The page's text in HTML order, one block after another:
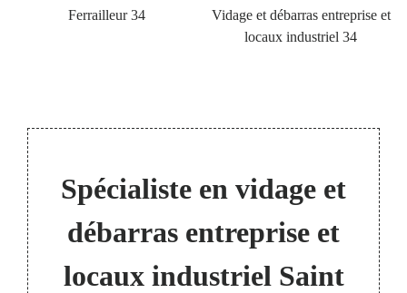
Ferrailleur 34
Vidage et débarras entreprise et
locaux industriel 34
Spécialiste en vidage et
débarras entreprise et
locaux industriel Saint